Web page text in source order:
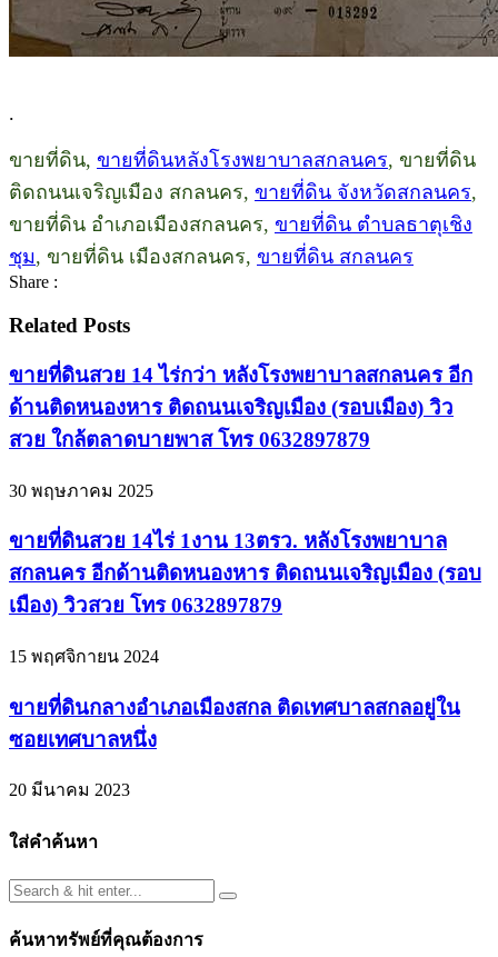
.
ขายที่ดิน, ขายที่ดินหลังโรงพยาบาลสกลนคร, ขายที่ดิน
ติดถนนเจริญเมือง สกลนคร, ขายที่ดิน จังหวัดสกลนคร,
ขายที่ดิน อำเภอเมืองสกลนคร, ขายที่ดิน ตำบลธาตุเชิง
ชุม, ขายที่ดิน เมืองสกลนคร, ขายที่ดิน สกลนคร
Share :
Related Posts
ขายที่ดินสวย 14 ไร่กว่า หลังโรงพยาบาลสกลนคร อีก
ด้านติดหนองหาร ติดถนนเจริญเมือง (รอบเมือง) วิว
สวย ใกล้ตลาดบายพาส โทร 0632897879
30 พฤษภาคม 2025
ขายที่ดินสวย 14ไร่ 1งาน 13ตรว. หลังโรงพยาบาล
สกลนคร อีกด้านติดหนองหาร ติดถนนเจริญเมือง (รอบ
เมือง) วิวสวย โทร 0632897879
15 พฤศจิกายน 2024
ขายที่ดินกลางอำเภอเมืองสกล ติดเทศบาลสกลอยู่ใน
ซอยเทศบาลหนึ่ง
20 มีนาคม 2023
ใส่คำค้นหา
ค้นหาทรัพย์ที่คุณต้องการ